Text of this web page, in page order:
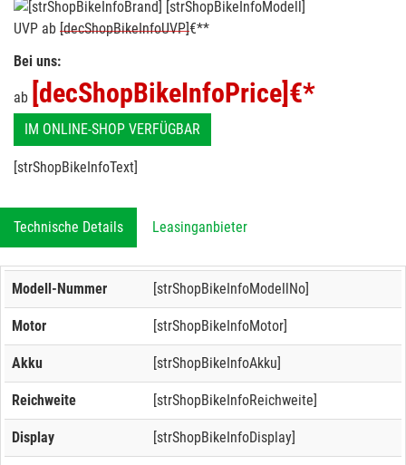
UVP ab [decShopBikeInfoUVP]€**
Bei uns:
ab [decShopBikeInfoPrice] €*
IM ONLINE-SHOP VERFÜGBAR
[strShopBikeInfoText]
Technische Details Leasinganbieter
Modell-Nummer [strShopBikeInfoModellNo]
Motor [strShopBikeInfoMotor]
Akku [strShopBikeInfoAkku]
Reichweite [strShopBikeInfoReichweite]
Display [strShopBikeInfoDisplay]